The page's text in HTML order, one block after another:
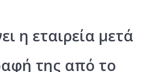
η εταιρεία μετά
της από το